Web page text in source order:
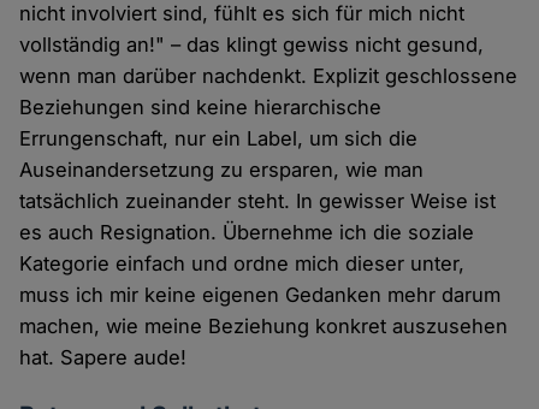
nicht involviert sind, fühlt es sich für mich nicht
vollständig an!" – das klingt gewiss nicht gesund,
wenn man darüber nachdenkt. Explizit geschlossene
Beziehungen sind keine hierarchische
Errungenschaft, nur ein Label, um sich die
Auseinandersetzung zu ersparen, wie man
tatsächlich zueinander steht. In gewisser Weise ist
es auch Resignation. Übernehme ich die soziale
Kategorie einfach und ordne mich dieser unter,
muss ich mir keine eigenen Gedanken mehr darum
machen, wie meine Beziehung konkret auszusehen
hat. Sapere aude!